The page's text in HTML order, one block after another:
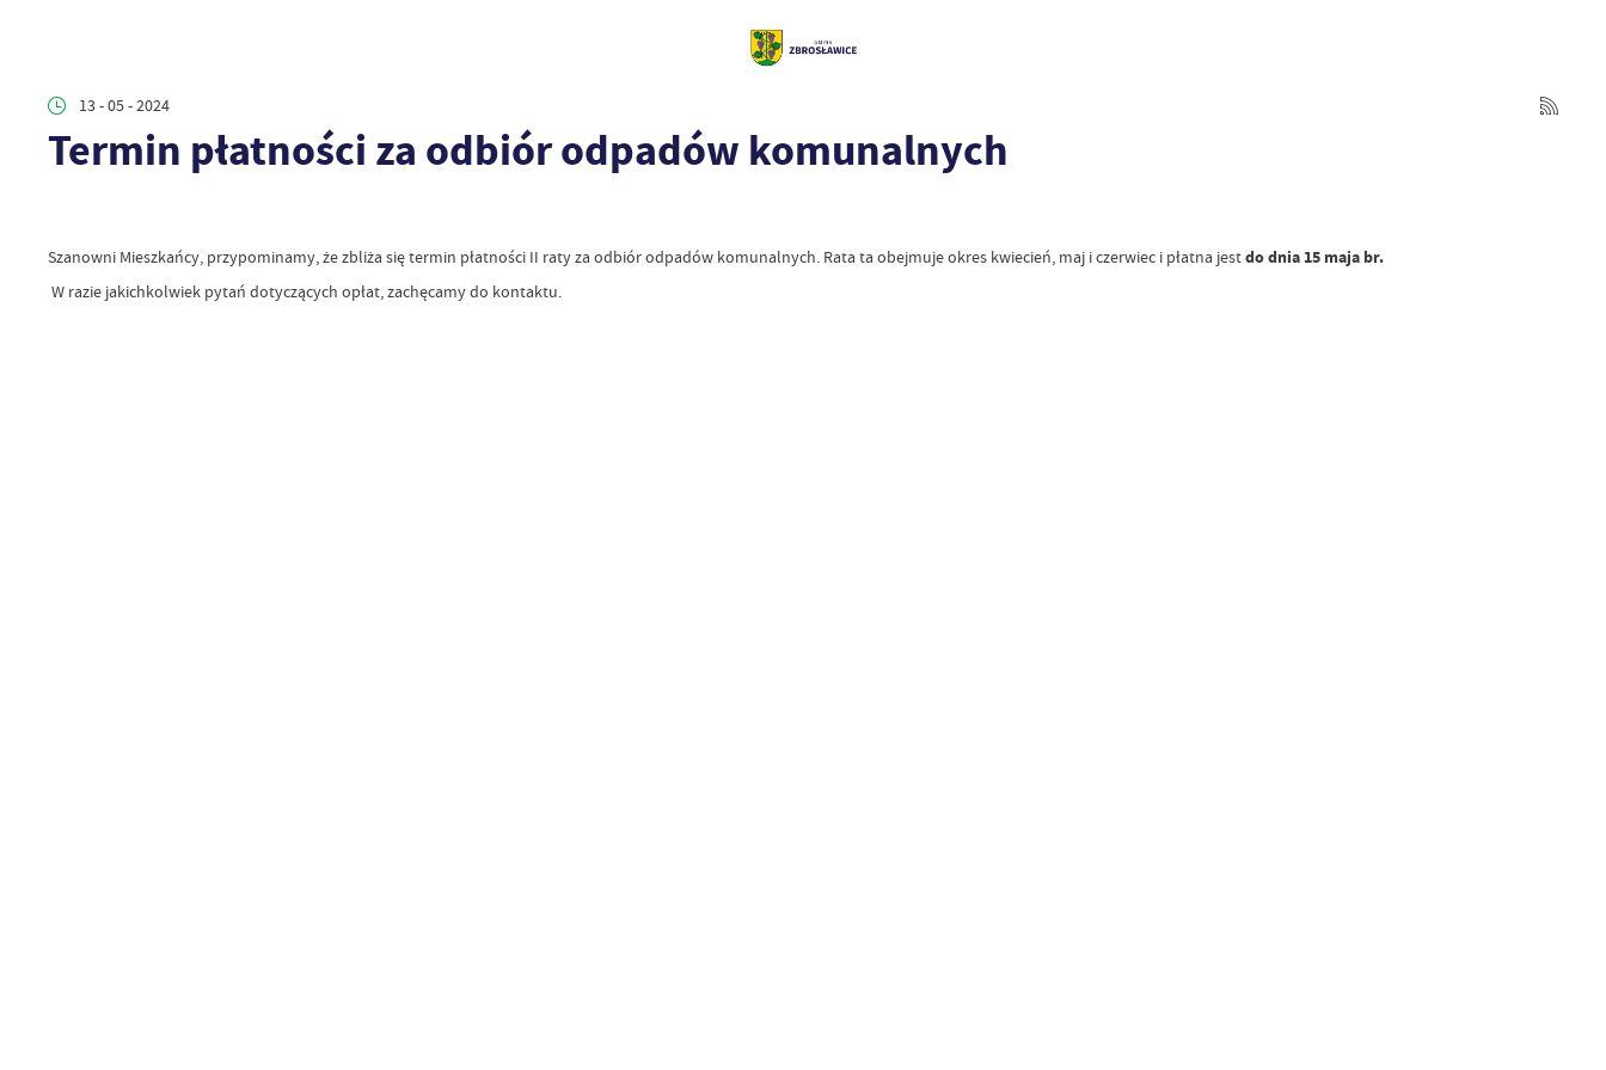
13 - 05 - 2024
Termin płatności za odbiór odpadów komunalnych
Szanowni Mieszkańcy, przypominamy, że zbliża się termin płatności II raty za odbiór odpadów komunalnych. Rata ta obejmuje okres kwiecień, maj i czerwiec i płatna jestdo dnia 15 maja br.
W razie jakichkolwiek pytań dotyczących opłat, zachęcamy do kontaktu.